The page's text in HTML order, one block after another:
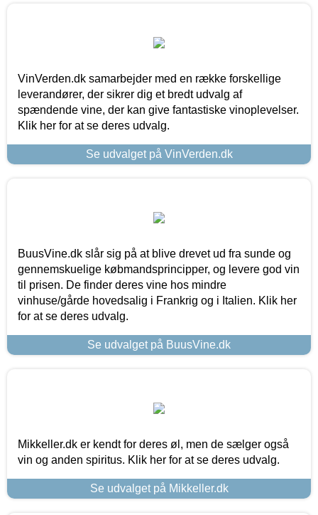
VinVerden.dk samarbejder med en række forskellige
leverandører, der sikrer dig et bredt udvalg af
spændende vine, der kan give fantastiske vinoplevelser.
Klik her for at se deres udvalg.
Se udvalget på VinVerden.dk
BuusVine.dk slår sig på at blive drevet ud fra sunde og
gennemskuelige købmandsprincipper, og levere god vin
til prisen. De finder deres vine hos mindre
vinhuse/gårde hovedsalig i Frankrig og i Italien. Klik her
for at se deres udvalg.
Se udvalget på BuusVine.dk
Mikkeller.dk er kendt for deres øl, men de sælger også
vin og anden spiritus. Klik her for at se deres udvalg.
Se udvalget på Mikkeller.dk